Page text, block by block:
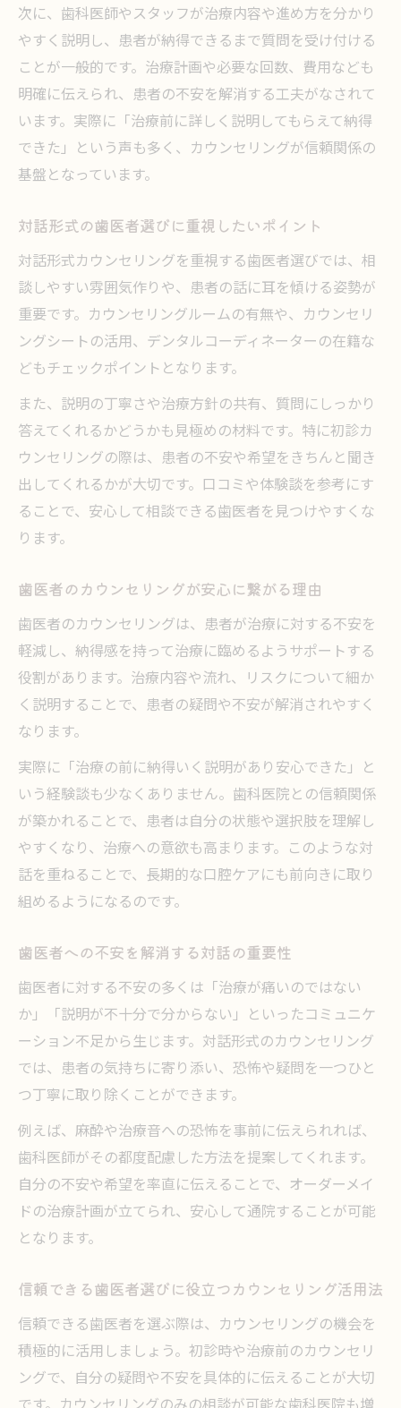
歯医者で安心できたカウンセリングの具体
例
歯医者の共感型カウンセリングが生む納得
感
不安をほぐす歯医者での話しやすさの秘密
歯医者で緊張しないための対話カウンセリ
話しやすい歯医者が実践するカウンセリン
不安解消に役立つ歯医者カウンセリングの
特徴
歯医者のカウンセリングで気持ちがほぐれ
る理由
歯医者で相談しやすい雰囲気を生む対話の
治療前カウンセリングなら納得の歯医者通い
治療前に納得できる歯医者のカウンセリン
グ活用法
歯医者カウンセリングがもたらす安心の理
由
納得して治療を受けるための歯医者選び方
治療前の疑問を解消する歯医者カウンセリ
ング術
歯医者のカウンセリング料金や流れを詳しく解
説
歯医者カウンセリング料金の目安と特徴を
解説
歯医者のカウンセリング料金とサービス内
容
カウンセリング流れで安心できる歯医者の
較
歯医者での初診カウンセリングの一連の流
れ
自分に合う歯医者を対話形式で見つける方法
グの活用
歯医者選びで重視したい対話形式のカウン
セリング
ック
安心して通える歯医者に出会うための対話
術
次に、歯科医師やスタッフが治療内容や進め方を分かり
やすく説明し、患者が納得できるまで質問を受け付ける
ことが一般的です。治療計画や必要な回数、費用なども
明確に伝えられ、患者の不安を解消する工夫がなされて
います。実際に「治療前に詳しく説明してもらえて納得
できた」という声も多く、カウンセリングが信頼関係の
基盤となっています。
対話形式の歯医者選びに重視したいポイント
対話形式カウンセリングを重視する歯医者選びでは、相
談しやすい雰囲気作りや、患者の話に耳を傾ける姿勢が
重要です。カウンセリングルームの有無や、カウンセリ
ングシートの活用、デンタルコーディネーターの在籍な
どもチェックポイントとなります。
また、説明の丁寧さや治療方針の共有、質問にしっかり
答えてくれるかどうかも見極めの材料です。特に初診カ
ウンセリングの際は、患者の不安や希望をきちんと聞き
出してくれるかが大切です。口コミや体験談を参考にす
ることで、安心して相談できる歯医者を見つけやすくな
ります。
歯医者のカウンセリングが安心に繋がる理由
歯医者のカウンセリングは、患者が治療に対する不安を
軽減し、納得感を持って治療に臨めるようサポートする
役割があります。治療内容や流れ、リスクについて細か
く説明することで、患者の疑問や不安が解消されやすく
なります。
実際に「治療の前に納得いく説明があり安心できた」と
いう経験談も少なくありません。歯科医院との信頼関係
が築かれることで、患者は自分の状態や選択肢を理解し
やすくなり、治療への意欲も高まります。このような対
話を重ねることで、長期的な口腔ケアにも前向きに取り
組めるようになるのです。
歯医者への不安を解消する対話の重要性
歯医者に対する不安の多くは「治療が痛いのではない
か」「説明が不十分で分からない」といったコミュニケ
ーション不足から生じます。対話形式のカウンセリング
では、患者の気持ちに寄り添い、恐怖や疑問を一つひと
つ丁寧に取り除くことができます。
例えば、麻酔や治療音への恐怖を事前に伝えられれば、
歯科医師がその都度配慮した方法を提案してくれます。
自分の不安や希望を率直に伝えることで、オーダーメイ
ドの治療計画が立てられ、安心して通院することが可能
となります。
信頼できる歯医者選びに役立つカウンセリング活用法
信頼できる歯医者を選ぶ際は、カウンセリングの機会を
積極的に活用しましょう。初診時や治療前のカウンセリ
ングで、自分の疑問や不安を具体的に伝えることが大切
です。カウンセリングのみの相談が可能な歯科医院も増